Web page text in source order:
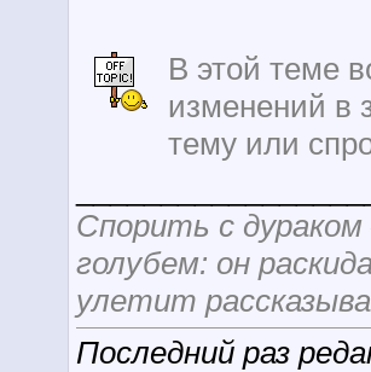
В этой теме
изменений в
тему или
Спорить с
голубем: он
улетит
Последний раз